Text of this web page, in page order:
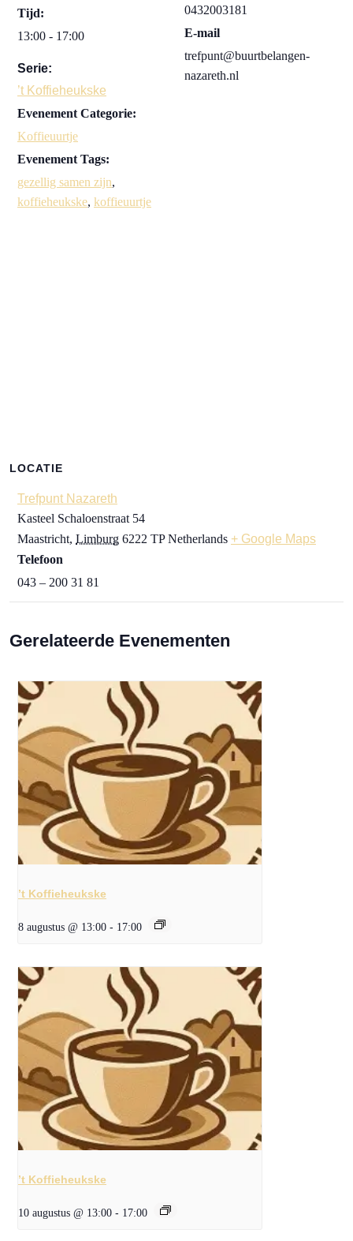
Tijd:
13:00 - 17:00
Serie:
’t Koffieheukske
Evenement Categorie:
Koffieuurtje
Evenement Tags:
gezellig samen zijn,
koffieheukske, koffieuurtje
0432003181
E-mail
trefpunt@buurtbelangen-
nazareth.nl
LOCATIE
Trefpunt Nazareth
Kasteel Schaloenstraat 54
Maastricht, Limburg 6222 TP Netherlands + Google Maps
Telefoon
043 – 200 31 81
Gerelateerde Evenementen
’t Koffieheukske
8 augustus @ 13:00 - 17:00
’t Koffieheukske
10 augustus @ 13:00 - 17:00